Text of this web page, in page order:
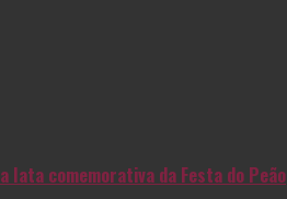
lata comemorativa da Festa do Peão